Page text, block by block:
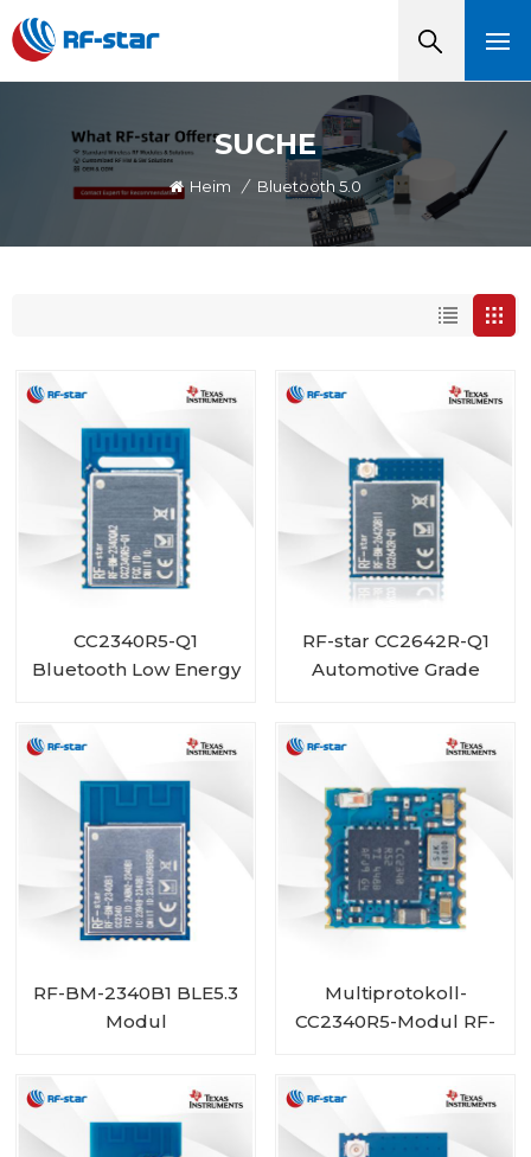
SUCHE
Heim / Bluetooth 5.0
CC2340R5-Q1
Bluetooth Low Energy
RF-star CC2642R-Q1
Automotive Grade
Fahrzeuge
RF-BM-2340B1 BLE5.3
Modul
Multiprotokoll-
CC2340R5-Modul RF-